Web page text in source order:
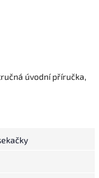
úvodní příručka,